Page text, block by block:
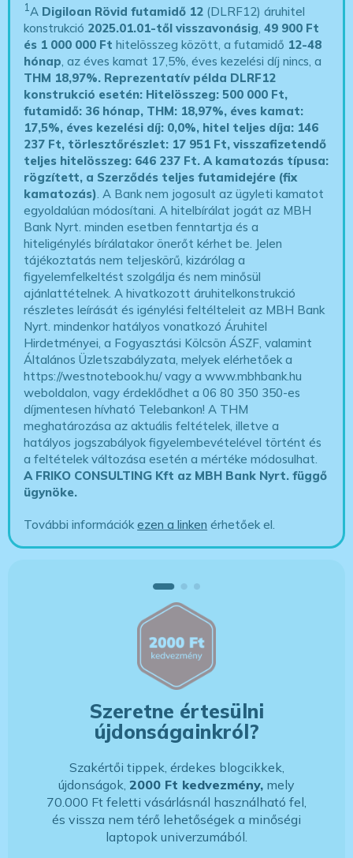
1A Digiloan Rövid futamidő 12 (DLRF12) áruhitel
konstrukció 2025.01.01-től visszavonásig,49 900 Ft
és 1 000 000 Ft hitelösszeg között, a futamidő 12-48
hónap, az éves kamat 17,5%, éves kezelési díj nincs, a
THM 18,97%. Reprezentatív példa DLRF12
konstrukció esetén: Hitelösszeg: 500 000 Ft,
futamidő: 36 hónap, THM: 18,97%, éves kamat:
17,5%, éves kezelési díj: 0,0%, hitel teljes díja: 146
237 Ft, törlesztőrészlet: 17 951 Ft, visszafizetendő
teljes hitelösszeg: 646 237 Ft.A kamatozás típusa:
rögzített, a Szerződés teljes futamidejére (fix
kamatozás). A Bank nem jogosult az ügyleti kamatot
egyoldalúan módosítani. A hitelbírálat jogát az MBH
Bank Nyrt. minden esetben fenntartja és a
hiteligénylés bírálatakor önerőt kérhet be. Jelen
tájékoztatás nem teljeskörű, kizárólag a
figyelemfelkeltést szolgálja és nem minősül
ajánlattételnek. A hivatkozott áruhitelkonstrukció
részletes leírását és igénylési feltélteleit az MBH Bank
Nyrt. mindenkor hatályos vonatkozó Áruhitel
Hirdetményei, a Fogyasztási Kölcsön ÁSZF, valamint
Általános Üzletszabályzata, melyek elérhetőek a
https://westnotebook.hu/vagy a www.mbhbank.hu
weboldalon, vagy érdeklődhet a 06 80 350 350-es
díjmentesen hívható Telebankon! A THM
meghatározása az aktuális feltételek, illetve a
hatályos jogszabályok figyelembevételével történt és
a feltételek változása esetén a mértéke módosulhat.
A FRIKO CONSULTING Kft az MBH Bank Nyrt. függő
ügynöke.
További információkezen a linken érhetőek el.
Szeretne értesülni
újdonságainkról?
Szakértői tippek, érdekes blogcikkek,
újdonságok, 2000 Ft kedvezmény, mely
70.000 Ft feletti vásárlásnál használható fel,
és vissza nem térő lehetőségek a minőségi
laptopok univerzumából.